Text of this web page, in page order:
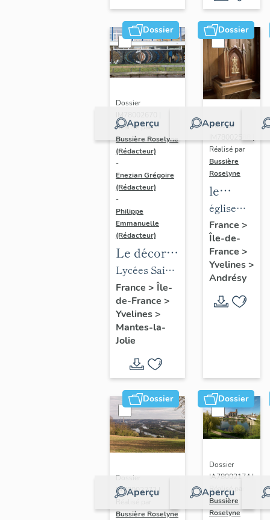
Dossier
Aperçu
Dossier
IM78002670 |
Réalisé par
Bussière Roselyne
(Rédacteur)
-
Enezian Grégoire
(Rédacteur)
-
Philippe
Emmanuelle
(Rédacteur)
Le décor
des lycées
de Mantes
Lycées Saint-
Exupéry et
Jean Rostand
France > Île-
de-France >
Yvelines>
Mantes-la-
Jolie
Dossier
Aperçu
Dossier
Réalisé par
Bussière
Roselyne
le
mobilier
de
l'église
Saint-
Germain-
de-
Paris
église
paroissiale
Saint-
Germain
France >
Île-de-
France >
Yvelines>
Andrésy
Dossier
Aperçu
Dossier
IA78002272 |
Bussière Roselyne
Dossier
Aperçu
Dossier
IA78002174 |
Réalisé par
Bussière
Roselyne